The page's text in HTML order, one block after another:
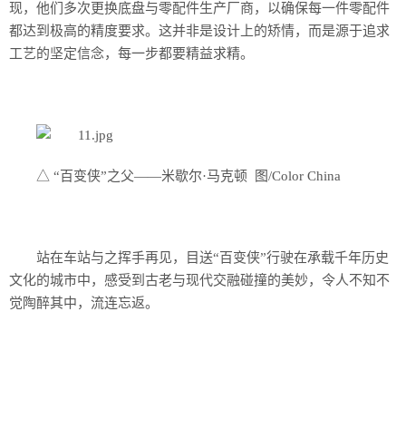
现，他们多次更换底盘与零配件生产厂商，以确保每一件零配件
都达到极高的精度要求。这并非是设计上的矫情，而是源于追求
工艺的坚定信念，每一步都要精益求精。
△ “百变侠”之父——米歇尔·马克顿 图/Color China
站在车站与之挥手再见，目送“百变侠”行驶在承载千年历史
文化的城市中，感受到古老与现代交融碰撞的美妙，令人不知不
觉陶醉其中，流连忘返。